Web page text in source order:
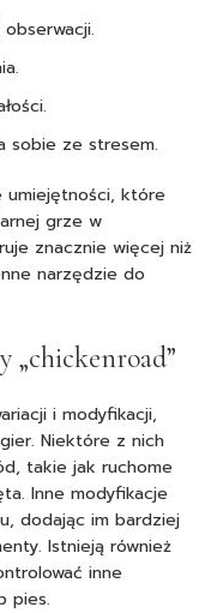
sobie ze stresem.
umiejętności, które
grze w
znacznie więcej niż
narzędzie do
„chickenroad”
i modyfikacji,
Niektóre z nich
takie jak ruchome
Inne modyfikacje
dodając im bardziej
Istnieją również
inne
pies.